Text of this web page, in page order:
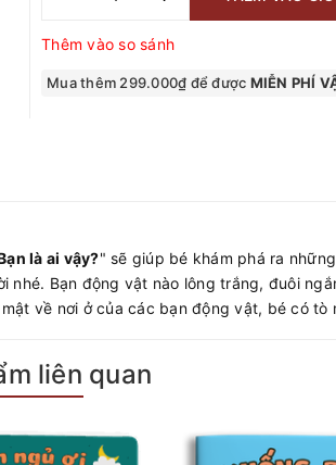
Thêm vào so sánh
Mua thêm 299.000₫ để được MIỄN PHÍ VẬN
là ai vậy?" sẽ giúp bé khám phá ra
nhé. Bạn động vật nào lông trắng, đuôi
về nơi ở của các bạn động vật, bé có tò
liên quan